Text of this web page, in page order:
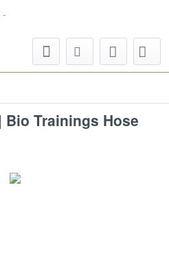
Trainings Hose